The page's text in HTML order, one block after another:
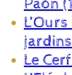
Paon
Le